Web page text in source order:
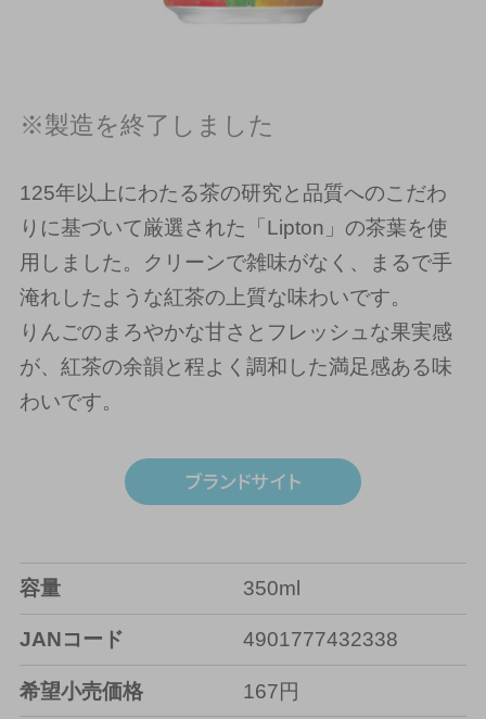
※製造を終了しました
125年以上にわたる茶の研究と品質へのこだわ
りに基づいて厳選された「Lipton」の茶葉を使
用しました。クリーンで雑味がなく、まるで手
淹れしたような紅茶の上質な味わいです。
りんごのまろやかな甘さとフレッシュな果実感
が、紅茶の余韻と程よく調和した満足感ある味
わいです。
容量 350ml
JANコード 4901777432338
希望小売価格 167円